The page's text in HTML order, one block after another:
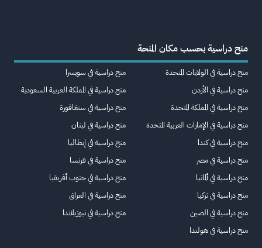
منح دراسية بحسب مكان المنحة
منح دراسية في الولايات المتحدة
منح دراسية في الأردن
منح دراسية في المملكة المتحدة
منح دراسية في الإمارات العربية المتحدة
منح دراسية في كندا
منح دراسية في مصر
منح دراسية في ألمانيا
منح دراسية في تركيا
منح دراسية في الصين
منح دراسية في هولندا
منح دراسية في سويسرا
منح دراسية في المملكة العربية السعودية
منح دراسية في سنغافورة
منح دراسية في لبنان
منح دراسية في إيطاليا
منح دراسية في فرنسا
منح دراسية في جنوب أفريقيا
منح دراسية في العراق
منح دراسية في نيوزيلاندا